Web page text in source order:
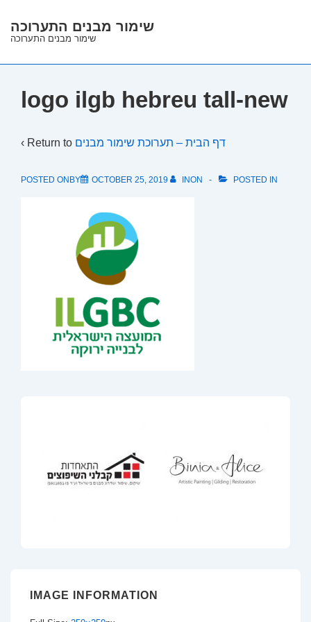
Skip
Main
שימור מבנים התערוכה
שימור מבנים התערוכה
logo ilgb hebreu tall-new
‹ Return to דף הבית – תערוכת שימור מבנים
POSTED ONBY OCTOBER 25, 2019 INON POSTED IN
IMAGE INFORMATION